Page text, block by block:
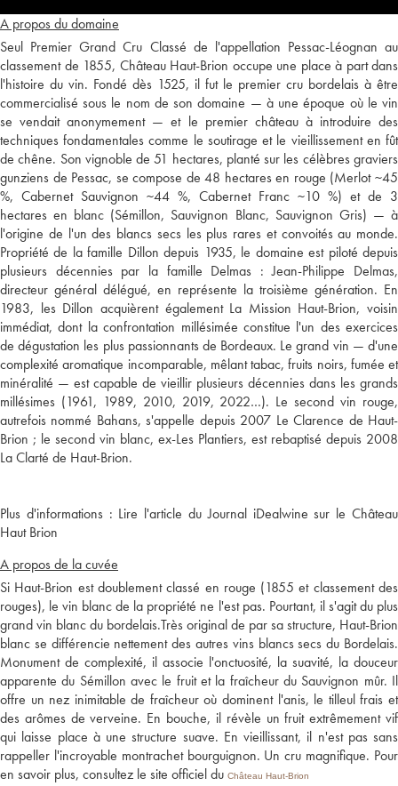
A propos du domaine
Seul Premier Grand Cru Classé de l'appellation Pessac-Léognan au
classement de 1855, Château Haut-Brion occupe une place à part dans
l'histoire du vin. Fondé dès 1525, il fut le premier cru bordelais à être
commercialisé sous le nom de son domaine — à une époque où le vin
se vendait anonymement — et le premier château à introduire des
techniques fondamentales comme le soutirage et le vieillissement en fût
de chêne. Son vignoble de 51 hectares, planté sur les célèbres graviers
gunziens de Pessac, se compose de 48 hectares en rouge (Merlot ~45
%, Cabernet Sauvignon ~44 %, Cabernet Franc ~10 %) et de 3
hectares en blanc (Sémillon, Sauvignon Blanc, Sauvignon Gris) — à
l'origine de l'un des blancs secs les plus rares et convoités au monde.
Propriété de la famille Dillon depuis 1935, le domaine est piloté depuis
plusieurs décennies par la famille Delmas : Jean-Philippe Delmas,
directeur général délégué, en représente la troisième génération. En
1983, les Dillon acquièrent également La Mission Haut-Brion, voisin
immédiat, dont la confrontation millésimée constitue l'un des exercices
de dégustation les plus passionnants de Bordeaux. Le grand vin — d'une
complexité aromatique incomparable, mêlant tabac, fruits noirs, fumée et
minéralité — est capable de vieillir plusieurs décennies dans les grands
millésimes (1961, 1989, 2010, 2019, 2022…). Le second vin rouge,
autrefois nommé Bahans, s'appelle depuis 2007 Le Clarence de Haut-
Brion ; le second vin blanc, ex-Les Plantiers, est rebaptisé depuis 2008
Plus d'informations : Lire l'article du Journal iDealwine sur le Château
Haut Brion
A propos de la cuvée
Si Haut-Brion est doublement classé en rouge (1855 et classement des
rouges), le vin blanc de la propriété ne l'est pas. Pourtant, il s'agit du plus
grand vin blanc du bordelais.Très original de par sa structure, Haut-Brion
blanc se différencie nettement des autres vins blancs secs du Bordelais.
Monument de complexité, il associe l'onctuosité, la suavité, la douceur
apparente du Sémillon avec le fruit et la fraîcheur du Sauvignon mûr. Il
offre un nez inimitable de fraîcheur où dominent l'anis, le tilleul frais et
des arômes de verveine. En bouche, il révèle un fruit extrêmement vif
qui laisse place à une structure suave. En vieillissant, il n'est pas sans
rappeller l'incroyable montrachet bourguignon. Un cru magnifique. Pour
en savoir plus, consultez le site officiel du Château Haut-Brion